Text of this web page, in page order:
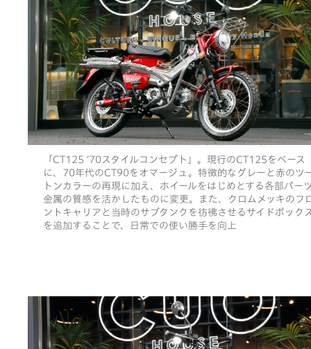
「CT125 ‘70スタイルコンセプト」。現行のCT125をベース
に、70年代のCT90をオマージュ。特徴的なグレーと赤のツ
トンカラーの再現に加え、ホイールをはじめとする各部パー
金属の質感を活かしたものに変更。また、クロムメッキのフ
ントキャリアと当時のサブタンクを彷彿させるサイドボック
を追加することで、日常での使い勝手を向上